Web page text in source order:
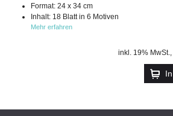
Format: 24 x 34 cm
Inhalt: 18 Blatt in 6 Motiven
Mehr erfahren
inkl. 19% MwSt.